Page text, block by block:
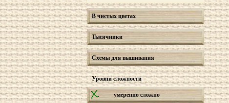
В чистых цветах
Тысячники
Схемы для вышивания
Уровни сложности
умеренно сложно